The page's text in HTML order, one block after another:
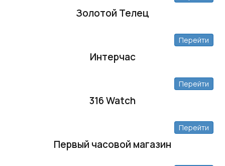
Золотой Телец
Интерчас
Перейти
316 Watch
Перейти
Первый часовой магазин
Перейти